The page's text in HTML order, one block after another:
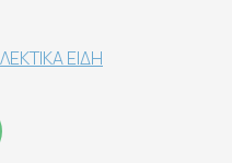
ΕΙΔΗ